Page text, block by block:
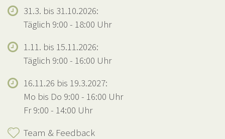
31.3. bis 31.10.2026:
Täglich 9:00 - 18:00 Uhr
1.11. bis 15.11.2026:
Täglich 9:00 - 16:00 Uhr
16.11.26 bis 19.3.2027:
Mo bis Do 9:00 - 16:00 Uhr
Fr 9:00 - 14:00 Uhr
Team & Feedback